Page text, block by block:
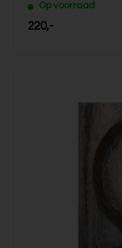
Op voorraad
220,-